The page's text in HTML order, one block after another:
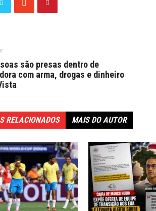
são presas dentro de
com arma, drogas e dinheiro
RELACIONADOS MAIS DO AUTOR